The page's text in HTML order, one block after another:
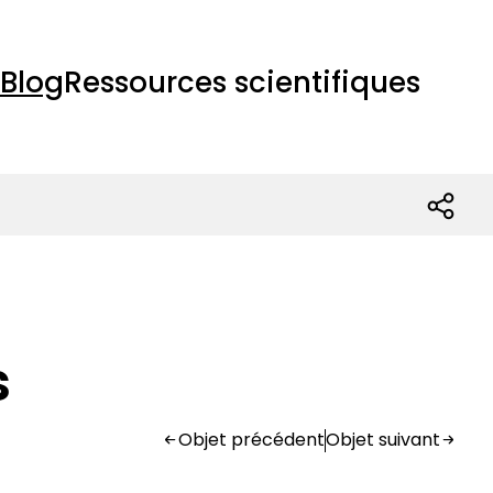
BlogRessources scientifiques
Objet précédentObjet suivant